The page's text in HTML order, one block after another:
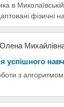
в
фізичні
успішного
з